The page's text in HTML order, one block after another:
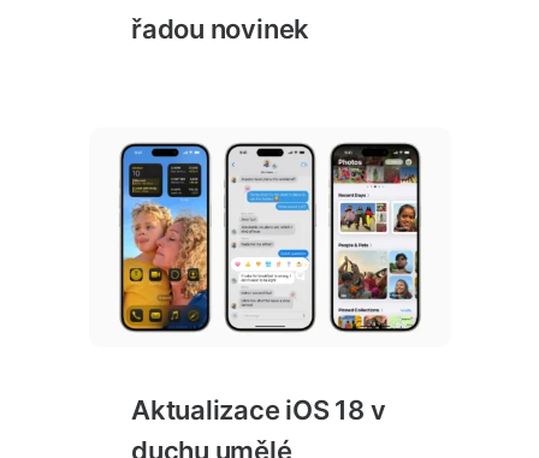
řadou novinek
Aktualizace iOS 18 v
duchu umělé